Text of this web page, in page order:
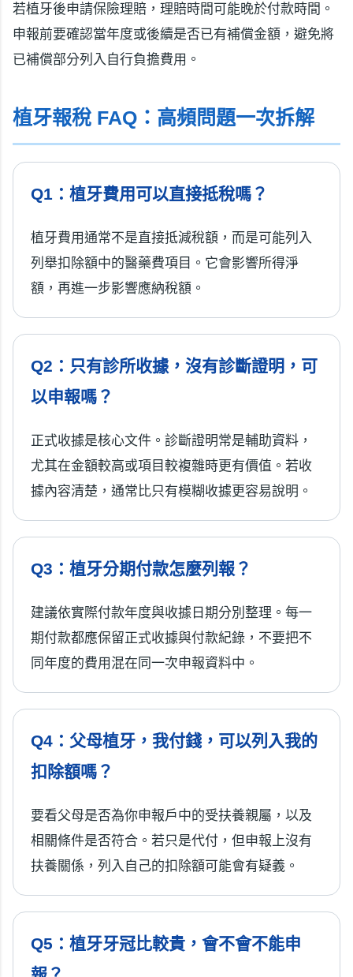
若植牙後申請保險理賠，理賠時間可能晚於付款時間。
申報前要確認當年度或後續是否已有補償金額，避免將
已補償部分列入自行負擔費用。
植牙報稅 FAQ：高頻問題一次拆解
Q1：植牙費用可以直接抵稅嗎？
植牙費用通常不是直接抵減稅額，而是可能列入
列舉扣除額中的醫藥費項目。它會影響所得淨
額，再進一步影響應納稅額。
Q2：只有診所收據，沒有診斷證明，可
以申報嗎？
正式收據是核心文件。診斷證明常是輔助資料，
尤其在金額較高或項目較複雜時更有價值。若收
據內容清楚，通常比只有模糊收據更容易說明。
Q3：植牙分期付款怎麼列報？
建議依實際付款年度與收據日期分別整理。每一
期付款都應保留正式收據與付款紀錄，不要把不
同年度的費用混在同一次申報資料中。
Q4：父母植牙，我付錢，可以列入我的
扣除額嗎？
要看父母是否為你申報戶中的受扶養親屬，以及
相關條件是否符合。若只是代付，但申報上沒有
扶養關係，列入自己的扣除額可能會有疑義。
Q5：植牙牙冠比較貴，會不會不能申